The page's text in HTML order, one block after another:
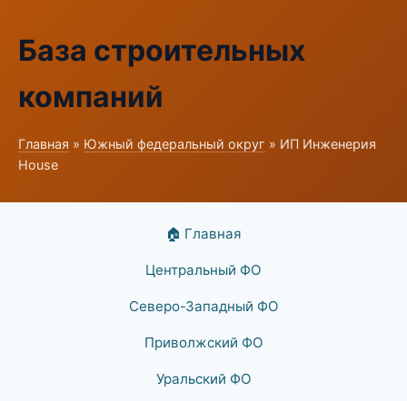
База строительных
компаний
Главная » Южный федеральный округ » ИП Инженерия
House
🏠 Главная
Центральный ФО
Северо-Западный ФО
Приволжский ФО
Уральский ФО